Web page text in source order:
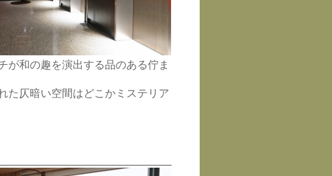
が和の趣を演出する品のある佇ま
た仄暗い空間はどこかミステリア